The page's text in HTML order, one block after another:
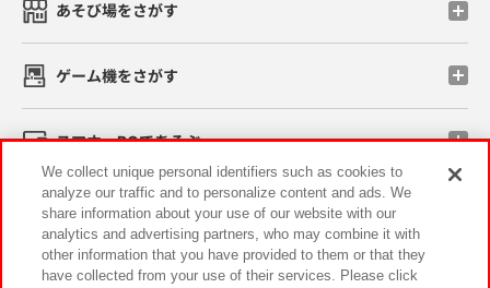
あそび場をさがす
ゲーム機をさがす
スマホ・PCであそぶ
イベント・キャンペーン
We collect unique personal identifiers such as cookies to
analyze our traffic and to personalize content and ads. We
share information about your use of our website with our
analytics and advertising partners, who may combine it with
other information that you have provided to them or that they
have collected from your use of their services. Please click